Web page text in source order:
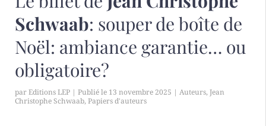
Schwaab: souper de boîte de
Noël: ambiance garantie… ou
obligatoire?
parEditions LEP | 13 novembre 2025 | Auteurs,Jean
Christophe Schwaab,Papiers d'auteurs